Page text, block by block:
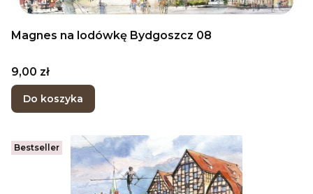
Magnes na lodówkę Bydgoszcz 08
Cena
9,00 zł
Do koszyka
Bestseller